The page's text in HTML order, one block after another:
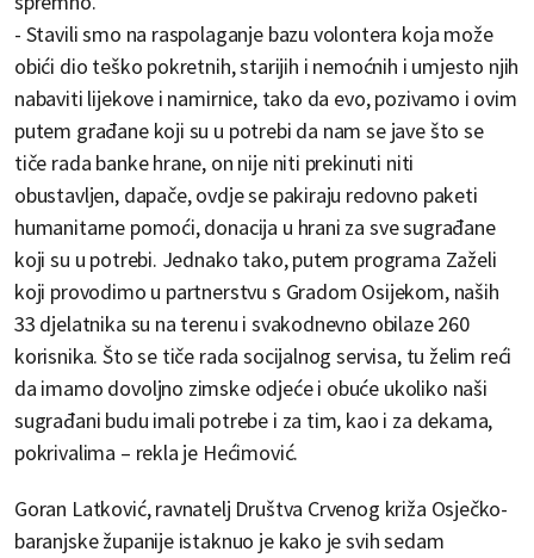
- Stavili smo na raspolaganje bazu volontera koja može
obići dio teško pokretnih, starijih i nemoćnih i umjesto njih
nabaviti lijekove i namirnice, tako da evo, pozivamo i ovim
putem građane koji su u potrebi da nam se jave što se
tiče rada banke hrane, on nije niti prekinuti niti
obustavljen, dapače, ovdje se pakiraju redovno paketi
humanitarne pomoći, donacija u hrani za sve sugrađane
koji su u potrebi. Jednako tako, putem programa Zaželi
koji provodimo u partnerstvu s Gradom Osijekom, naših
33 djelatnika su na terenu i svakodnevno obilaze 260
korisnika. Što se tiče rada socijalnog servisa, tu želim reći
da imamo dovoljno zimske odjeće i obuće ukoliko naši
sugrađani budu imali potrebe i za tim, kao i za dekama,
pokrivalima – rekla je Hećimović.
Goran Latković, ravnatelj Društva Crvenog križa Osječko-
baranjske županije istaknuo je kako je svih sedam